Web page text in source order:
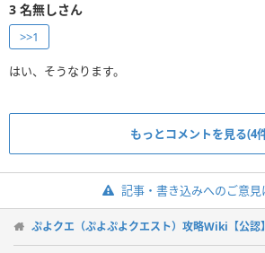
3 名無しさん
>>1
はい、そうなります。
もっとコメントを見る(4
記事・書き込みへのご意見
ぷよクエ（ぷよぷよクエスト）攻略Wiki【公認】